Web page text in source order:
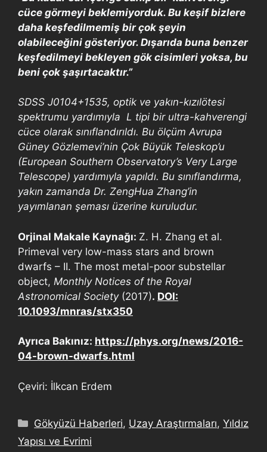
cüce görmeyi beklemiyorduk. Bu keşif bizlere
daha keşfedilmemiş bir çok şeyin
olabileceğini gösteriyor. Dışarıda buna benzer
keşfedilmeyi bekleyen gök cisimleri yoksa, bu
beni çok şaşırtacaktır.”
SDSS J0104+1535, optik ve yakın-kızılötesi
spektrumu yardımıyla L tipi bir ultra-kahverengi
cüce olarak sınıflandırıldı. Bu ölçüm Avrupa
Güney Gözlemevi’nin Çok Büyük Teleskop’u
(European Southern Observatory’s Very Large
Telescope) yardımıyla yapıldı. Bu sınıflandırma,
yakın zamanda Dr. ZengHua Zhang’in
yayımlanan şeması üzerine kuruludur.
Orjinal Makale Kaynağı: Z. H. Zhang et al.
Primeval very low-mass stars and brown
dwarfs – II. The most metal-poor substellar
object, Monthly Notices of the Royal
Astronomical Society(2017). DOI:
10.1093/mnras/stx350
Ayrıca Bakınız: https://phys.org/news/2016-
04-brown-dwarfs.html
Çeviri: İlkcan Erdem
Gökyüzü Haberleri, Uzay Araştırmaları,Yıldız
Yapısı ve Evrimi